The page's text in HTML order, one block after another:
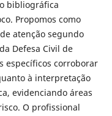
bibliográfica
Propomos como
atenção segundo
Defesa Civil de
específicos corroborar
à interpretação
evidenciando áreas
O profissional